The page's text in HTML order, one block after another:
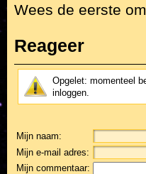
Wees de eerste
Reageer
Opgelet: momenteel
inloggen.
Mijn naam:
Mijn e-mail adres:
Mijn commentaar: